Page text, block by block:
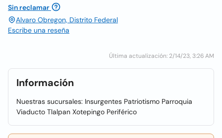
Sin reclamar
Alvaro Obregon, Distrito Federal
Escribe una reseña
Última actualización: 2/14/23, 3:26 AM
Información
Nuestras sucursales: Insurgentes Patriotismo Parroquia
Viaducto Tlalpan Xotepingo Periférico